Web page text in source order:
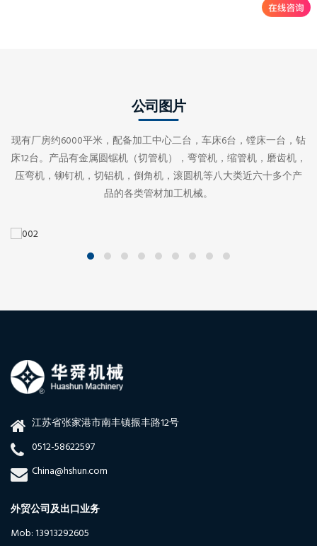
公司图片
现有厂房约6000平米，配备加工中心二台，车床6台，镗床一台，钻
床12台。产品有金属圆锯机（切管机），弯管机，缩管机，磨齿机，
压弯机，铆钉机，切铝机，倒角机，滚圆机等八大类近六十多个产
品的各类管材加工机械。
江苏省张家港市南丰镇振丰路12号
0512-58622597
China@hshun.com
外贸公司及出口业务
Mob: 13913292605